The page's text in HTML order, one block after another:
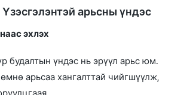
арьсны үндэс
эхлэх
будалтын үндэс нь эрүүл арьс юм.
арьсаа хангалттай чийгшүүлж,